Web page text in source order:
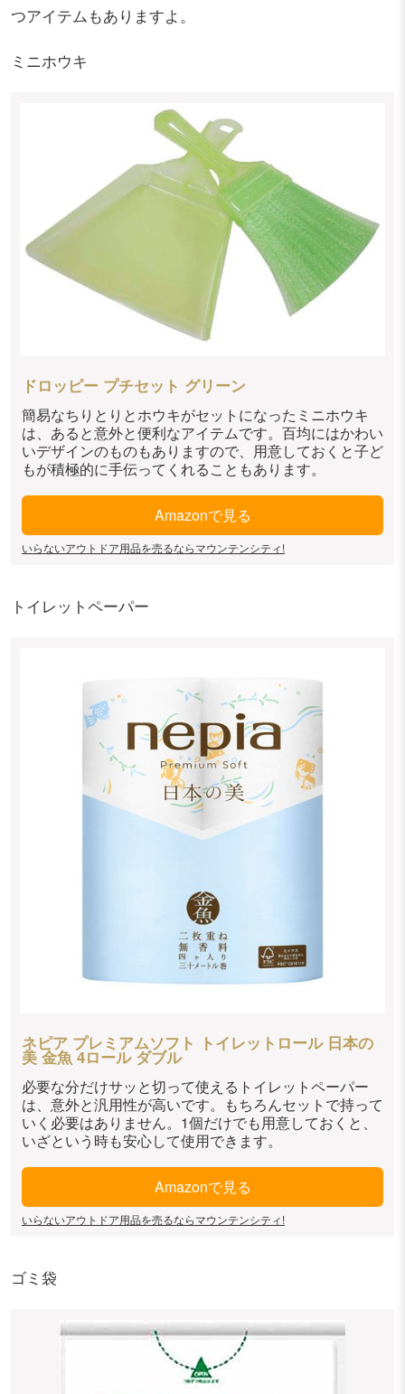
つアイテムもありますよ。
ミニホウキ
ドロッピー プチセット グリーン
簡易なちりとりとホウキがセットになったミニホウキ
は、あると意外と便利なアイテムです。百均にはかわい
いデザインのものもありますので、用意しておくと子ど
もが積極的に手伝ってくれることもあります。
Amazonで見る
いらないアウトドア用品を売るならマウンテンシティ!
トイレットペーパー
ネピア プレミアムソフト トイレットロール 日本の
美 金魚 4ロール ダブル
必要な分だけサッと切って使えるトイレットペーパー
は、意外と汎用性が高いです。もちろんセットで持って
いく必要はありません。1個だけでも用意しておくと、
いざという時も安心して使用できます。
Amazonで見る
いらないアウトドア用品を売るならマウンテンシティ!
ゴミ袋